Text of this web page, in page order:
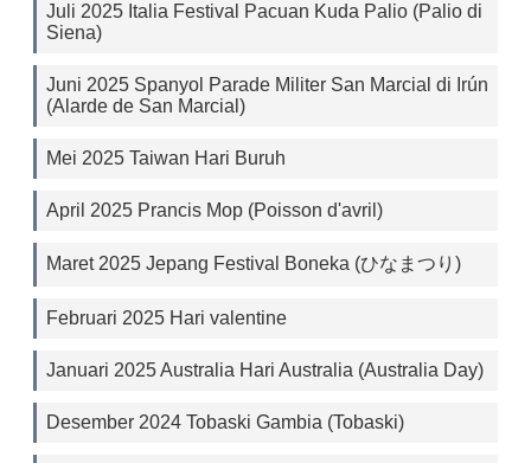
Juli 2025 Italia Festival Pacuan Kuda Palio (Palio di
Siena)
Juni 2025 Spanyol Parade Militer San Marcial di Irún
(Alarde de San Marcial)
Mei 2025 Taiwan Hari Buruh
April 2025 Prancis Mop (Poisson d'avril)
Maret 2025 Jepang Festival Boneka (ひなまつり)
Februari 2025 Hari valentine
Januari 2025 Australia Hari Australia (Australia Day)
Desember 2024 Tobaski Gambia (Tobaski)